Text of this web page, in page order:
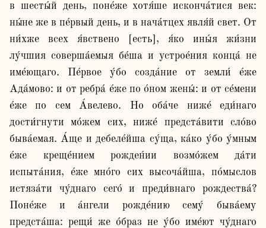
в шесты́й день, поне́же хотя́ше исконча́тися век:
ны́не же в пе́рвый день, и в нача́тцех явля́й свет. От
ни́хже всех я́вствено [есть], я́ко ины́я жи́зни
лу́чшия соверша́емыя бе́ша и устрое́ния конца́ не
име́ющаго. Пе́рвое у́бо созда́ние от земли́ е́же
Ада́мово: и от ребра́ е́же по о́ном жены́: и от се́мени
е́же по сем А́велево. Но оба́че ниже́ еди́наго
дости́гнути мо́жем сих, ниже́ предста́вити сло́во
быва́емая. А́ще и дебеле́йша су́ща, ка́ко у́бо у́мным
е́же креще́нием рожден́ии возмо́жем да́ти
испыта́ния, е́же мно́го сих высоча́йша, по́мыслов
истяза́ти чу́днаго сего́ и преди́внаго рождества́?
Поне́же и а́нгели рожде́нию сему́ быва́ему
предста́ша: рещи́ же о́браз не у́бо име́ют чу́днаго